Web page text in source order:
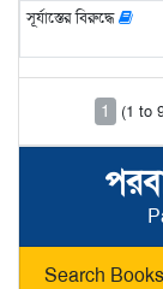
Search
সূর্যাস্তের বিরুদ্ধে
1 (1 to